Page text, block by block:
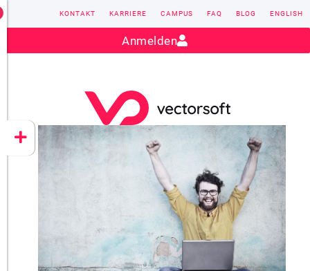
CONZEPT 16
YEET
Kontakt:sales@vectorsoft.de
KONTAKT KARRIERE CAMPUS FAQ BLOG ENGLISH
Anmelden